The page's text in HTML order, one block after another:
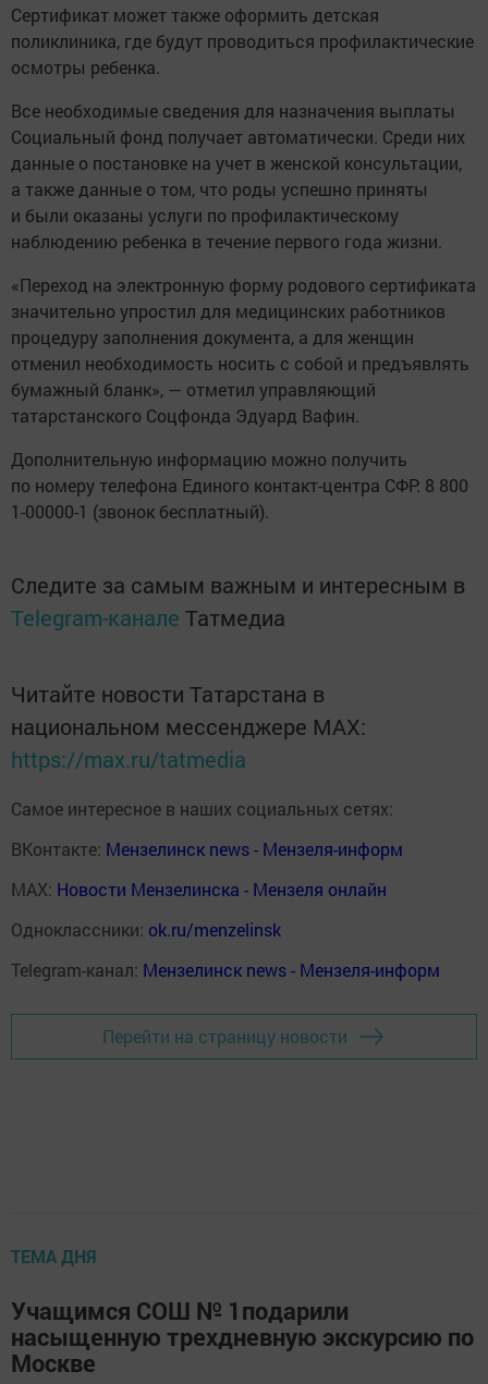
Сертификат может также оформить детская
поликлиника, где будут проводиться профилактические
осмотры ребенка.
Все необходимые сведения для назначения выплаты
Социальный фонд получает автоматически. Среди них
данные о постановке на учет в женской консультации,
а также данные о том, что роды успешно приняты
и были оказаны услуги по профилактическому
наблюдению ребенка в течение первого года жизни.
«Переход на электронную форму родового сертификата
значительно упростил для медицинских работников
процедуру заполнения документа, а для женщин
отменил необходимость носить с собой и предъявлять
бумажный бланк», — отметил управляющий
татарстанского Соцфонда Эдуард Вафин.
Дополнительную информацию можно получить
по номеру телефона Единого контакт-центра СФР: 8 800
1-00000-1 (звонок бесплатный).
Следите за самым важным и интересным в
Telegram-канале Татмедиа
Читайте новости Татарстана в
национальном мессенджере MАХ:
https://max.ru/tatmedia
Самое интересное в наших социальных сетях:
ВКонтакте: Мензелинск news - Мензеля-информ
MAX: Новости Мензелинска - Мензеля онлайн
Одноклассники: ok.ru/menzelinsk
Telegram-канал: Мензелинск news - Мензеля-информ
Перейти на страницу новости
ТЕМА ДНЯ
Учащимся СОШ № 1подарили
насыщенную трехдневную экскурсию по
Москве